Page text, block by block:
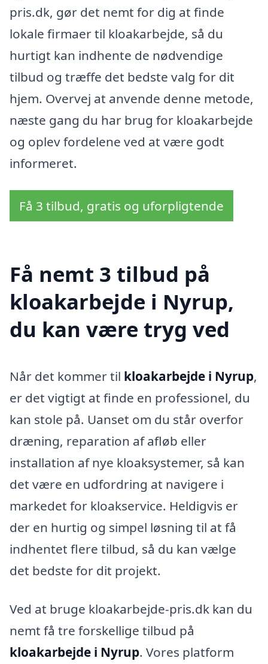
pris.dk, gør det nemt for dig at finde
lokale firmaer til kloakarbejde, så du
hurtigt kan indhente de nødvendige
tilbud og træffe det bedste valg for dit
hjem. Overvej at anvende denne metode,
næste gang du har brug for kloakarbejde
og oplev fordelene ved at være godt
informeret.
Få 3 tilbud, gratis og uforpligtende
Få nemt 3 tilbud på
kloakarbejde i Nyrup,
du kan være tryg ved
Når det kommer til kloakarbejde i Nyrup,
er det vigtigt at finde en professionel, du
kan stole på. Uanset om du står overfor
dræning, reparation af afløb eller
installation af nye kloaksystemer, så kan
det være en udfordring at navigere i
markedet for kloakservice. Heldigvis er
der en hurtig og simpel løsning til at få
indhentet flere tilbud, så du kan vælge
det bedste for dit projekt.
Ved at bruge kloakarbejde-pris.dk kan du
nemt få tre forskellige tilbud på
kloakarbejde i Nyrup. Vores platform